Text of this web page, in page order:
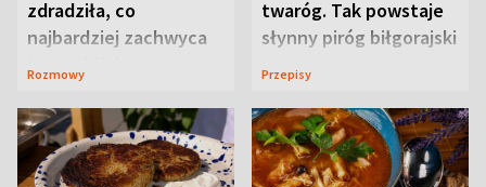
zdradziła, co
najbardziej zachwyca
ją w Lublinie
Rozmowy
twaróg. Tak powstaje
słynny piróg biłgorajski
Przepisy